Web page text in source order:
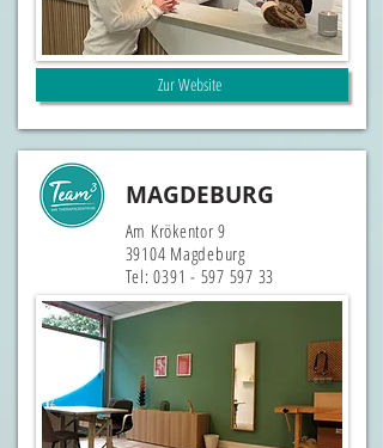
Zur Website
MAGDEBURG
Am Krökentor 9
39104 Magdeburg
Tel:0391 - 597 597 33